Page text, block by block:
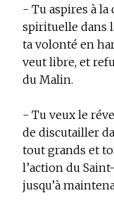
- Tu aspires à
spirituelle dans
ta volonté en
veut libre, et
du Malin.
- Tu veux le
de discutailler
tout grands et
l’action du
jusqu’à